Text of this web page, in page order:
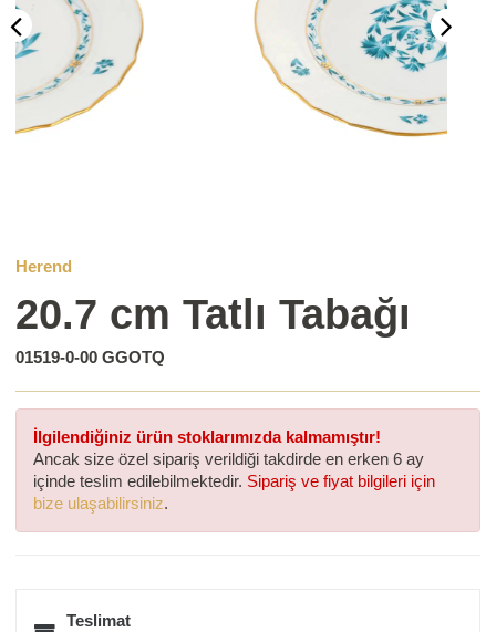
Herend
20.7 cm Tatlı Tabağı
01519-0-00 GGOTQ
İlgilendiğiniz ürün stoklarımızda kalmamıştır!
Ancak size özel sipariş verildiği takdirde en erken 6 ay
içinde teslim edilebilmektedir. Sipariş ve fiyat bilgileri için
bize ulaşabilirsiniz.
Teslimat